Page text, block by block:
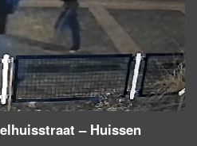
– Huissen